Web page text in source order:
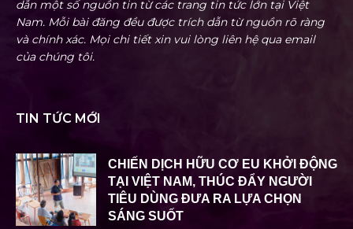
dẫn một số nguồn tin từ các trang tin tức lớn tại Việt
Nam. Mỗi bài đăng đều được trích dẫn từ nguồn rõ ràng
và chính xác. Mọi chi tiết xin vui lòng liên hệ qua email
của chúng tôi.
TIN TỨC MỚI
CHIẾN DỊCH HỮU CƠ EU KHỞI ĐỘNG
TẠI VIỆT NAM, THÚC ĐẨY NGƯỜI
TIÊU DÙNG ĐƯA RA LỰA CHỌN
SÁNG SUỐT